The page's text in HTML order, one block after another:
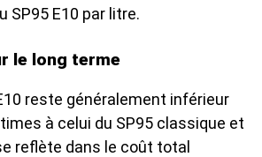
SP95 E10 par litre.
le long terme
reste généralement inférieur
à celui du SP95 classique et
reflète dans le coût total